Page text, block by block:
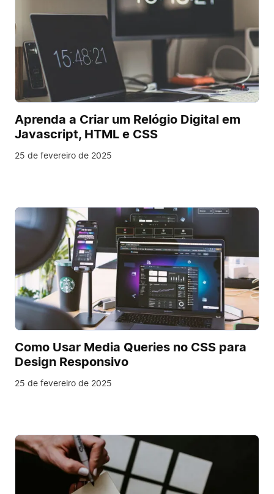
Aprenda a Criar um Relógio Digital em
Javascript, HTML e CSS
25 de fevereiro de 2025
Como Usar Media Queries no CSS para
Design Responsivo
25 de fevereiro de 2025